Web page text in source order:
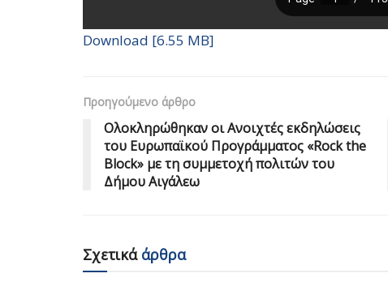
Download [6.55 MB]
Προηγούμενο άρθρο
Ολοκληρώθηκαν οι Ανοιχτές εκδηλώσεις
του Ευρωπαϊκού Προγράμματος «Rock the
Block» με τη συμμετοχή πολιτών του
Δήμου Αιγάλεω
Σχετικάάρθρα